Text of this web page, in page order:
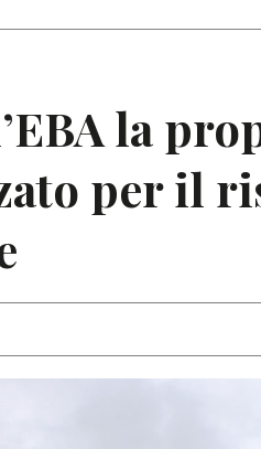
la
per il